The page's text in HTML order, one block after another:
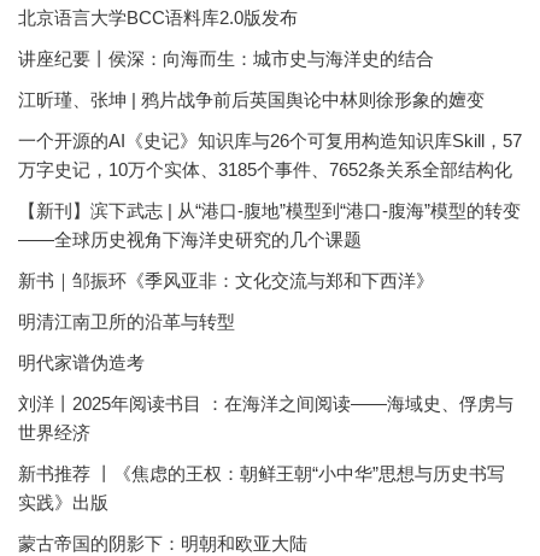
北京语言大学BCC语料库2.0版发布
讲座纪要丨侯深：向海而生：城市史与海洋史的结合
江昕瑾、张坤 | 鸦片战争前后英国舆论中林则徐形象的嬗变
一个开源的AI《史记》知识库与26个可复用构造知识库Skill，57
万字史记，10万个实体、3185个事件、7652条关系全部结构化
【新刊】滨下武志 | 从“港口-腹地”模型到“港口-腹海”模型的转变
——全球历史视角下海洋史研究的几个课题
新书｜邹振环《季风亚非：文化交流与郑和下西洋》
明清江南卫所的沿革与转型
明代家谱伪造考
刘洋丨2025年阅读书目 ：在海洋之间阅读——海域史、俘虏与
世界经济
新书推荐 丨《焦虑的王权：朝鲜王朝“小中华”思想与历史书写
实践》出版
蒙古帝国的阴影下：明朝和欧亚大陆